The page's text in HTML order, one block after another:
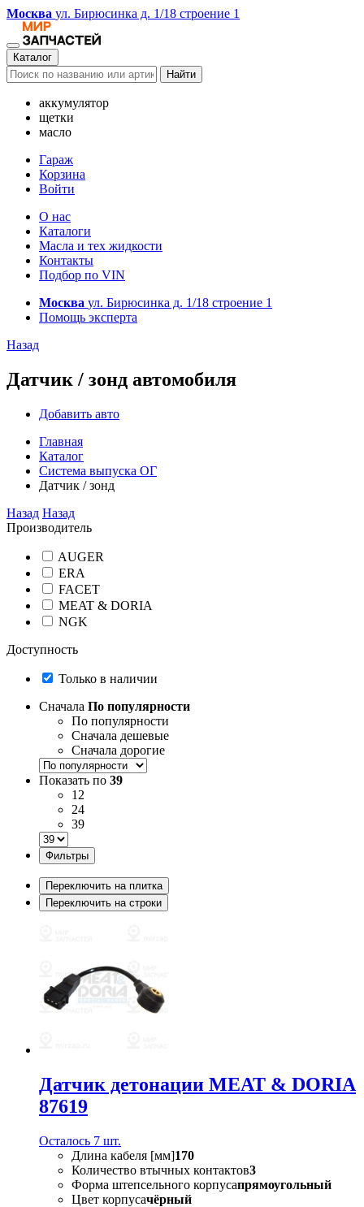
Москва ул. Бирюсинка д. 1/18 строение 1
Каталог
Найти
аккумулятор
щетки
масло
Гараж
Корзина
Войти
О нас
Каталоги
Масла и тех жидкости
Контакты
Подбор по VIN
Москва ул. Бирюсинка д. 1/18 строение 1
Помощь эксперта
Назад
Датчик / зонд автомобиля
Добавить авто
Главная
Каталог
Система выпуска ОГ
Датчик / зонд
Назад Назад
Производитель
AUGER
ERA
FACET
MEAT & DORIA
NGK
Доступность
Только в наличии
Сначала По популярности
По популярности
Сначала дешевые
Сначала дорогие
Показать по 39
12
24
39
Фильтры
Переключить на плитка
Переключить на строки
Датчик детонации MEAT & DORIA
87619
Осталось 7 шт.
Длина кабеля [мм]170
Количество втычных контактов3
Форма штепсельного корпусапрямоугольный
Цвет корпусачёрный